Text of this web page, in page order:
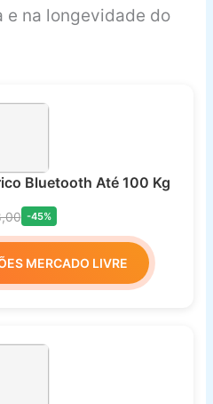
na longevidade do
Bluetooth Até 100 Kg
-45%
MERCADO LIVRE